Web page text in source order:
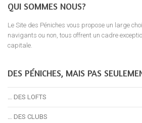
QUI SOMMES NOUS?
Le Site des Péniches vous propose un large
navigants ou non, tous offrent un cadre
capitale.
DES PÉNICHES, MAIS PAS
… DES LOFTS
… DES CLUBS